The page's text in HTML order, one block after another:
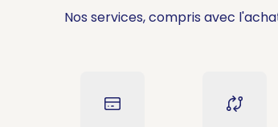
Nos services, compris avec